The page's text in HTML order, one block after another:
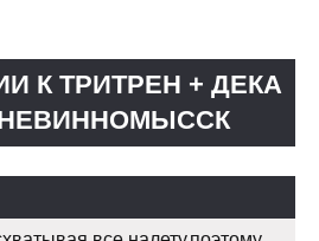
К ТРИТРЕН + ДЕКА